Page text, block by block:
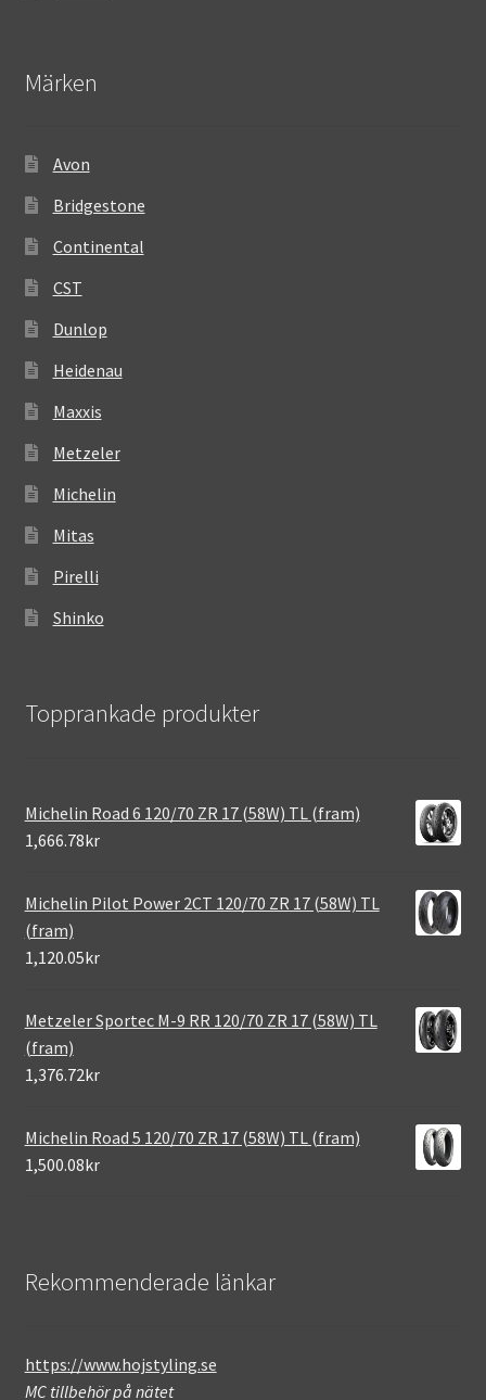
Märken
Avon
Bridgestone
Continental
CST
Dunlop
Heidenau
Maxxis
Metzeler
Michelin
Mitas
Pirelli
Shinko
Topprankade produkter
Michelin Road 6 120/70 ZR 17 (58W) TL (fram)
1,666.78kr
Michelin Pilot Power 2CT 120/70 ZR 17 (58W) TL
(fram)
1,120.05kr
Metzeler Sportec M-9 RR 120/70 ZR 17 (58W) TL
(fram)
1,376.72kr
Michelin Road 5 120/70 ZR 17 (58W) TL (fram)
1,500.08kr
Rekommenderade länkar
https://www.hojstyling.se
MC tillbehör på nätet